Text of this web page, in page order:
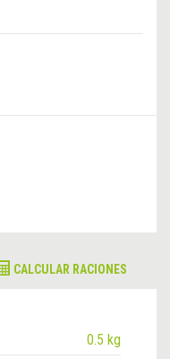
CALCULAR RACIONES
0.5 kg